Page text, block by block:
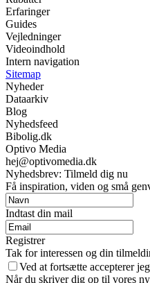
Erfaringer
Guides
Vejledninger
Videoindhold
Intern navigation
Sitemap
Nyheder
Dataarkiv
Blog
Nyhedsfeed
Bibolig.dk
Optivo Media
hej@optivomedia.dk
Nyhedsbrev: Tilmeld dig nu
Få inspiration, viden og små
Indtast din mail
Registrer
Tak for interessen og din
Ved at fortsætte accepterer
Når du skriver dig op til vores